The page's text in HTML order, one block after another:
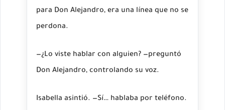
para Don Alejandro, era una línea que no se
perdona.
—¿Lo viste hablar con alguien? —preguntó
Don Alejandro, controlando su voz.
Isabella asintió. —Sí… hablaba por teléfono.